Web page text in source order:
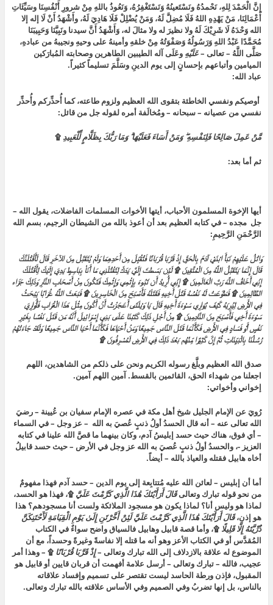
إِنَّ الْحَمْدَ لِلهِ، نَحْمدُهُ ونَسْتَعينُهُ وَنَسْتَغْفِرُهُ، وَنَعُوذُ باللهِ مِنْ شرورِ أَنْفُسِنَا وسَيِّئَاتِ
أَعْمَالِنَا، مَنْ يَهْدِهِ اللهُ فَلَا مُضِلَّ لَهُ، وَمَنْ يُضْلِلْ فَلَا هَادِيَ لَهُ، وأَشْهَدُ أَنْ لَا إله إلا
الله وَحْدَهُ لَا شَرِيْكَ لَهُ ولا نظيرَ له ولا مثالَ له، وَأَشْهَدُ أَنَّ سيدنا ونَبِيَّنَا وَحَبِيبَنَا
مُحَمَّدًا عَبْدُ اللهِ وَرَسُولُهُ وَصَفْوَتُهُ مِنْ خلقهِ وأمينهُ على وحيهِ ونجيبهُ من عبادهِ،
صَلَّى اللَّهُ – تعالى –عَلَيْهِ وعَلَى آله الطيبين الطاهرين وصحابته المُبارَكين
الميامين وأتباعهم بإحسانٍ إلى يوم الدينِ وسَلَّمَ تسليماً كثيراً.
عباد الله:
أوصيكم ونفسي الخاطئة بتقوى الله العظيم ولزوم طاعته، كما أُحذِّركم وأُحذِّر
نفسي من عصيانه – سبحانه – ومُخالَفة أمره لقوله جل من قائل:
مَّنْ عَمِلَ صَالِحًا فَلِنَفْسِهِ ۖ وَمَنْ أَسَاءَ فَعَلَيْهَا ۗ وَمَا رَبُّكَ بِظَلَّامٍ لِّلْعَبِيدِ۩
ثم أما بعد:
أيها الإخوة المسلمون الأحباب، أيتها الأخوات المسلمات الفاضلات، يقول الله –
جل مجده – في كتابه العظيم بعد أن أعوذ بالله من الشيطان الرجيم، بسم الله
الرَّحْمَنِ الرَّحِيمِ:
وَاتْلُ عَلَيْهِمْ نَبَأَ ابْنَيْ آدَمَ بِالْحَقِّ إِذْ قَرَّبَا قُرْبَانًا فَتُقُبِّلَ مِن أَحَدِهِمَا وَلَمْ يُتَقَبَّلْ مِنَ الآخَرِ قَالَ لَأَقْتُلَنَّكَ
قَالَ إِنَّمَا يَتَقَبَّلُ اللَّهُ مِنَ الْمُتَّقِينَ ۩ لَئِن بَسَطتَ إِلَيَّ يَدَكَ لِتَقْتُلَنِي مَا أَنَاْ بِبَاسِطٍ يَدِيَ إِلَيْكَ لِأَقْتُلَكَ
إِنِّي أَخَافُ اللَّهَ رَبَّ الْعَالَمِينَ ۩ إِنِّي أُرِيدُ أَن تَبُوءَ بِإِثْمِي وَإِثْمِكَ فَتَكُونَ مِنْ أَصْحَابِ النَّارِ وَذَلِكَ جَزَاء
الظَّالِمِينَ ۩ فَطَوَّعَتْ لَهُ نَفْسُهُ قَتْلَ أَخِيهِ فَقَتَلَهُ فَأَصْبَحَ مِنَ الْخَاسِرِينَ ۩ فَبَعَثَ اللَّهُ غُرَابًا يَبْحَثُ
فِي الأَرْضِ لِيُرِيَهُ كَيْفَ يُوَارِي سَوْءَةَ أَخِيهِ قَالَ يَا وَيْلَتَى أَعَجَزْتُ أَنْ أَكُونَ مِثْلَ هَذَا الْغُرَابِ فَأُوَارِيَ
سَوْءَةَ أَخِي فَأَصْبَحَ مِنَ النَّادِمِينَ ۩ مِنْ أَجْلِ ذَلِكَ كَتَبْنَا عَلَى بَنِي إِسْرَائِيلَ أَنَّهُ مَن قَتَلَ نَفْسًا بِغَيْرِ
نَفْسٍ أَوْ فَسَادٍ فِي الأَرْضِ فَكَأَنَّمَا قَتَلَ النَّاسَ جَمِيعًا وَمَنْ أَحْيَاهَا فَكَأَنَّمَا أَحْيَا النَّاسَ جَمِيعًا وَلَقَدْ جَاءَتْهُمْ
رُسُلُنَا بِالْبَيِّنَاتِ ثُمَّ إِنَّ كَثِيرًا مِّنْهُم بَعْدَ ذَلِكَ فِي الأَرْضِ لَمُسْرِفُونَ ۩
صدق الله العظيم وبلَّغ رسوله الكريم ونحن على ذلكم من الشاهدين، اللهم
اجعلنا من شهداء الحق، القائمين بالقسط. آمين اللهم آمين.
إخواني وأخواتي:
رُويَ عن الإمام الجليل شيخ أهل مكة في عصره الإمام سفيان بن عُيينة – رضيَ
الله تعالى عنه – أنه قال الحسدُ أولُ ذنبٍ عُصيَ به الله – عز وجل – في السماء
– أي فوق، هناك حيث حسد إبليسُ آدم، وكان بينهما ما قصَّ الله علينا في كتابه
العزيز -، والحسدُ أولُ ذنبٍ عُصيَ به الله عز وجل في الأرض – حيث حسد قابيلُ
أخاه هابيل فقتله والعياذ بالله – أيضاً.
أما أن إبليس – لعائن الله عليه مُتتابِعة إلى يوم الدين – حسد آدم فهذا مفهومٌ
من نحو قوله تبارك وتعالىقَالَ أَرَأَيْتَكَ هَٰذَا الَّذِي كَرَّمْتَ عَلَيَّ ۩، فهذا هو الحسد،
لماذا هو وليس أنا؟ لماذا يكون هو مسجود الملائكة ولست أنا مسجودهم؟ هذا
هو إذن،قَالَ أَرَأَيْتَكَ هَٰذَا الَّذِي كَرَّمْتَ عَلَيَّ لَئِنْ أَخَّرْتَنِ إِلَىٰ يَوْمِ الْقِيَامَةِ لَأَحْتَنِكَنَّ
ذُرِّيَّتَهُ إِلَّا قَلِيلًا ۩، وأما قصة قابيل وهابيل فالسياق واضح سواءٌ في الكتاب
المُقدَّس أو في الكتاب الأعز وهو أنه ما قتله إلا نفاسةً وغيرةً وحسداً، مع أن
الموضوع له علاقة بالازدلاف إلى الله تبارك وتعالى –إِذْ قَرَّبَا قُرْبَانًا ۩ – وهذا أمر
عجيب، فالله – تبارك وتعالى – أرسل علامة أفهمت أن قربان قايين أو قابيل هو
المقبول، فإذن ورطة الحاسد ليست تقتصر على تسميم وإفساد علاقاته
بالناس، بل إنها تضربُ وفي الصميم وفي الأساس علاقته بالله تبارك وتعالى.